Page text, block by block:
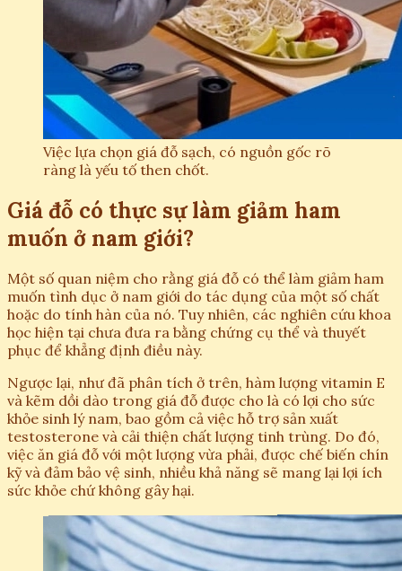
Việc lựa chọn giá đỗ sạch, có nguồn gốc rõ
ràng là yếu tố then chốt.
Giá đỗ có thực sự làm giảm ham
muốn ở nam giới?
Một số quan niệm cho rằng giá đỗ có thể làm giảm ham
muốn tình dục ở nam giới do tác dụng của một số chất
hoặc do tính hàn của nó. Tuy nhiên, các nghiên cứu khoa
học hiện tại chưa đưa ra bằng chứng cụ thể và thuyết
phục để khẳng định điều này.
Ngược lại, như đã phân tích ở trên, hàm lượng vitamin E
và kẽm dồi dào trong giá đỗ được cho là có lợi cho sức
khỏe sinh lý nam, bao gồm cả việc hỗ trợ sản xuất
testosterone và cải thiện chất lượng tinh trùng. Do đó,
việc ăn giá đỗ với một lượng vừa phải, được chế biến chín
kỹ và đảm bảo vệ sinh, nhiều khả năng sẽ mang lại lợi ích
sức khỏe chứ không gây hại.